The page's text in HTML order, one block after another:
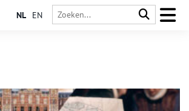
NL EN